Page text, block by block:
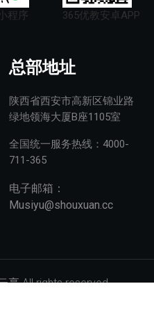
程序 365优教安卓APP
总部地址
陕西省西安市高新区锦业路
绿地领海大厦B座1105室
全国统一服务热线：4000-
711-365
电子邮箱：
Musiyu@shouxuan.cc
享 All rights reserved.